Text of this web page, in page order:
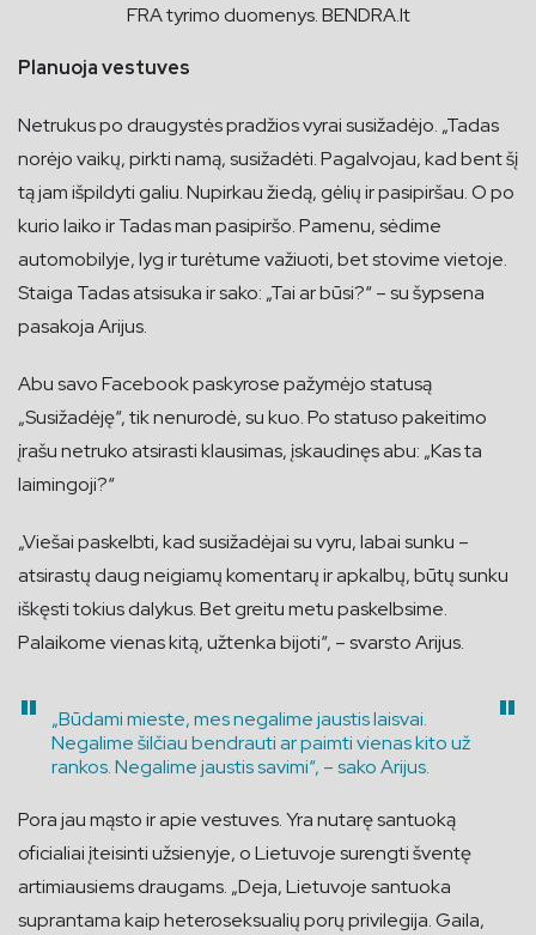
FRA tyrimo duomenys. BENDRA.lt
Planuoja vestuves
Netrukus po draugystės pradžios vyrai susižadėjo. „Tadas
norėjo vaikų, pirkti namą, susižadėti. Pagalvojau, kad bent šį
tą jam išpildyti galiu. Nupirkau žiedą, gėlių ir pasipiršau. O po
kurio laiko ir Tadas man pasipiršo. Pamenu, sėdime
automobilyje, lyg ir turėtume važiuoti, bet stovime vietoje.
Staiga Tadas atsisuka ir sako: „Tai ar būsi?“ – su šypsena
pasakoja Arijus.
Abu savo Facebook paskyrose pažymėjo statusą
„Susižadėję“, tik nenurodė, su kuo. Po statuso pakeitimo
įrašu netruko atsirasti klausimas, įskaudinęs abu: „Kas ta
laimingoji?“
„Viešai paskelbti, kad susižadėjai su vyru, labai sunku –
atsirastų daug neigiamų komentarų ir apkalbų, būtų sunku
iškęsti tokius dalykus. Bet greitu metu paskelbsime.
Palaikome vienas kitą, užtenka bijoti“, – svarsto Arijus.
„Būdami mieste, mes negalime jaustis laisvai.
Negalime šilčiau bendrauti ar paimti vienas kito už
rankos. Negalime jaustis savimi“, – sako Arijus.
Pora jau mąsto ir apie vestuves. Yra nutarę santuoką
oficialiai įteisinti užsienyje, o Lietuvoje surengti šventę
artimiausiems draugams. „Deja, Lietuvoje santuoka
suprantama kaip heteroseksualių porų privilegija. Gaila,